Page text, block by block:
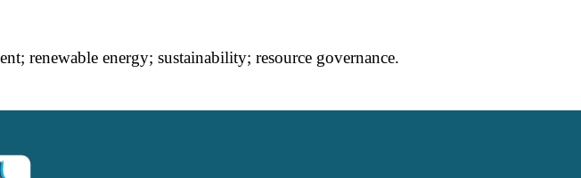
renewable energy; sustainability; resource governance.